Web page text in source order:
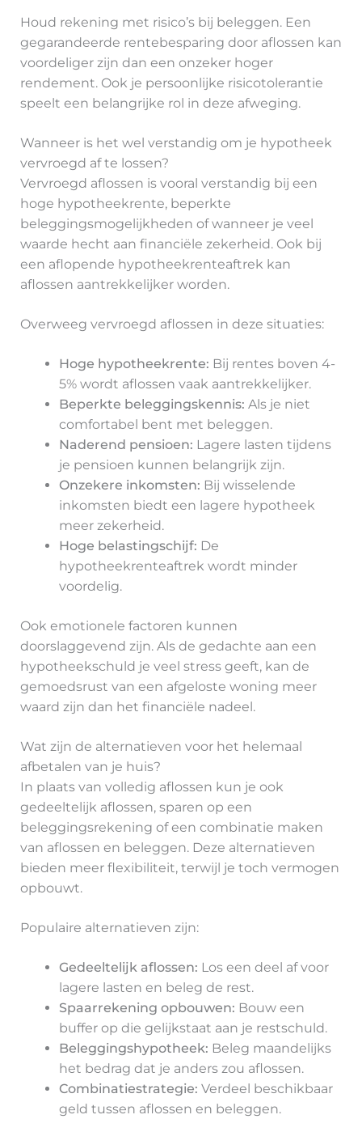
Houd rekening met risico’s bij beleggen. Een
gegarandeerde rentebesparing door aflossen kan
voordeliger zijn dan een onzeker hoger
rendement. Ook je persoonlijke risicotolerantie
speelt een belangrijke rol in deze afweging.
Wanneer is het wel verstandig om je hypotheek
vervroegd af te lossen?
Vervroegd aflossen is vooral verstandig bij een
hoge hypotheekrente, beperkte
beleggingsmogelijkheden of wanneer je veel
waarde hecht aan financiële zekerheid. Ook bij
een aflopende hypotheekrenteaftrek kan
aflossen aantrekkelijker worden.
Overweeg vervroegd aflossen in deze situaties:
Hoge hypotheekrente: Bij rentes boven 4-
5% wordt aflossen vaak aantrekkelijker.
Beperkte beleggingskennis: Als je niet
comfortabel bent met beleggen.
Naderend pensioen: Lagere lasten tijdens
je pensioen kunnen belangrijk zijn.
Onzekere inkomsten: Bij wisselende
inkomsten biedt een lagere hypotheek
meer zekerheid.
Hoge belastingschijf: De
hypotheekrenteaftrek wordt minder
voordelig.
Ook emotionele factoren kunnen
doorslaggevend zijn. Als de gedachte aan een
hypotheekschuld je veel stress geeft, kan de
gemoedsrust van een afgeloste woning meer
waard zijn dan het financiële nadeel.
Wat zijn de alternatieven voor het helemaal
afbetalen van je huis?
In plaats van volledig aflossen kun je ook
gedeeltelijk aflossen, sparen op een
beleggingsrekening of een combinatie maken
van aflossen en beleggen. Deze alternatieven
bieden meer flexibiliteit, terwijl je toch vermogen
opbouwt.
Populaire alternatieven zijn:
Gedeeltelijk aflossen: Los een deel af voor
lagere lasten en beleg de rest.
Spaarrekening opbouwen: Bouw een
buffer op die gelijkstaat aan je restschuld.
Beleggingshypotheek: Beleg maandelijks
het bedrag dat je anders zou aflossen.
Combinatiestrategie: Verdeel beschikbaar
geld tussen aflossen en beleggen.